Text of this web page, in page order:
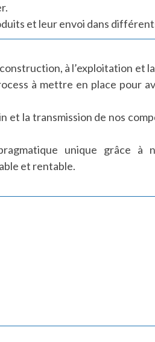
et leur envoi dans
à l’exploitation et
à mettre en place pour
et la transmission de nos
unique grâce à
et rentable.